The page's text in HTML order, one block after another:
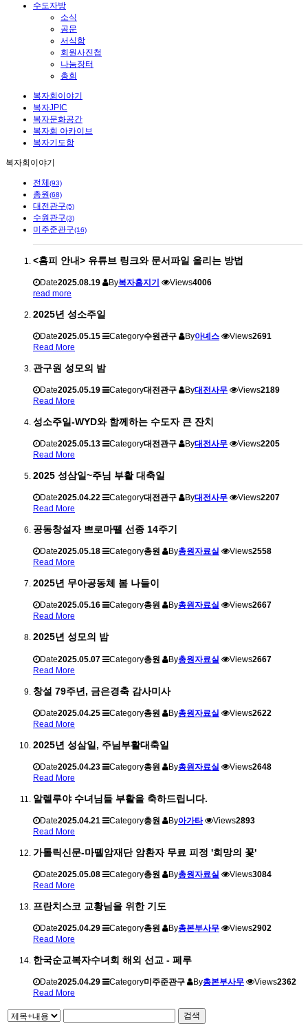
수도자방
소식
공문
서식함
회원사진첩
나눔장터
총회
복자회이야기
복자JPIC
복자문화공간
복자회 아카이브
복자기도함
복자회이야기
전체 (93)
총원(68)
대전관구(5)
수원관구(3)
미주준관구(16)
<홈피 안내> 유튜브 링크와 문서파일 올리는 방법
Date2025.08.19 By복자홈지기 Views4006
read more
2025년 성소주일
Date2025.05.15 Category수원관구 By아녜스 Views2691
Read More
관구원 성모의 밤
Date2025.05.19 Category대전관구 By대전사무 Views2189
Read More
성소주일-WYD와 함께하는 수도자 큰 잔치
Date2025.05.13 Category대전관구 By대전사무 Views2205
Read More
2025 성삼일~주님 부활 대축일
Date2025.04.22 Category대전관구 By대전사무 Views2207
Read More
공동창설자 쁘로마뗄 선종 14주기
Date2025.05.18 Category총원 By총원자료실 Views2558
Read More
2025년 무아공동체 봄 나들이
Date2025.05.16 Category총원 By총원자료실 Views2667
Read More
2025년 성모의 밤
Date2025.05.07 Category총원 By총원자료실 Views2667
Read More
창설 79주년, 금은경축 감사미사
Date2025.04.25 Category총원 By총원자료실 Views2622
Read More
2025년 성삼일, 주님부활대축일
Date2025.04.23 Category총원 By총원자료실 Views2648
Read More
알렐루야 수녀님들 부활을 축하드립니다.
Date2025.04.21 Category총원 By아가타 Views2893
Read More
가톨릭신문-마뗄암재단 암환자 무료 피정 '희망의 꽃'
Date2025.05.08 Category총원 By총원자료실 Views3084
Read More
프란치스코 교황님을 위한 기도
Date2025.04.29 Category총원 By총본부사무 Views2902
Read More
한국순교복자수녀회 해외 선교 - 페루
Date2025.04.29 Category미주준관구 By총본부사무 Views2362
Read More
검색